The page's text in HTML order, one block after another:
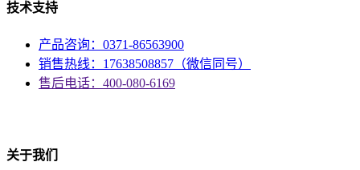
技术支持
产品咨询：0371-86563900
销售热线：17638508857（微信同号）
售后电话：400-080-6169
关于我们